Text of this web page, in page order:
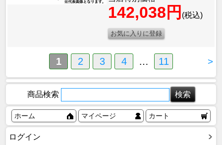
142,038円 (税込)
>
1 2 3 4 … 11
商品検索
ホーム マイページ カート
ログイン